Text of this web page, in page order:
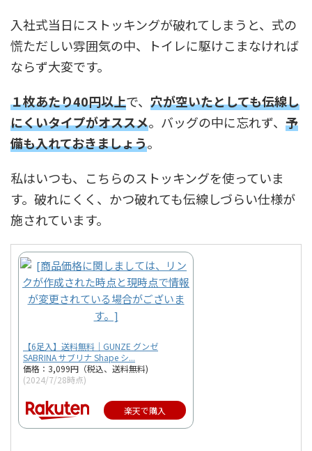
入社式当日にストッキングが破れてしまうと、式の
慌ただしい雰囲気の中、トイレに駆けこまなければ
ならず大変です。
１枚あたり40円以上で、 穴が空いたとしても伝線し
にくいタイプがオススメ。バッグの中に忘れず、 予
備も入れておきましょう。
私はいつも、こちらのストッキングを使っていま
す。破れにくく、かつ破れても伝線しづらい仕様が
施されています。
【6足入】送料無料｜GUNZE グンゼ
SABRINA サブリナ Shape シ...
価格：3,099円（税込、送料無料)
(2024/7/28時点)
楽天で購入